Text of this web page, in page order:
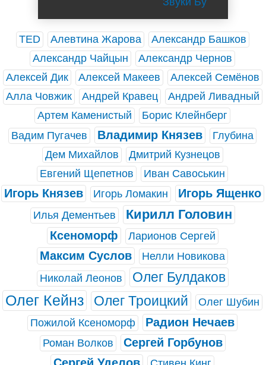
TED Алевтина Жарова
Александр Башков
Александр Чайцын
Александр Чернов
Алексей Дик
Алексей Макеев
Алексей Семёнов
Алла Човжик
Андрей Кравец
Андрей Ливадный
Артем Каменистый
Борис Клейнберг
Вадим Пугачев
Владимир Князев
Глубина
Дем Михайлов
Дмитрий Кузнецов
Евгений Щепетнов
Иван Савоськин
Игорь Князев Игорь Ломакин Игорь Ященко
Илья Дементьев Кирилл Головин
Ксеноморф Ларионов Сергей
Максим Суслов
Нелли Новикова
Николай Леонов
Олег Булдаков
Олег Кейнз Олег Троицкий
Олег Шубин
Пожилой Ксеноморф
Радион Нечаев
Роман Волков
Сергей Горбунов